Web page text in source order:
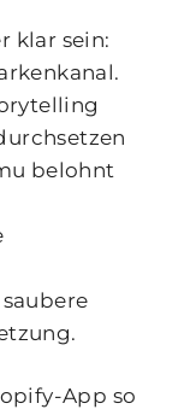
klar sein:
belohnt
App so